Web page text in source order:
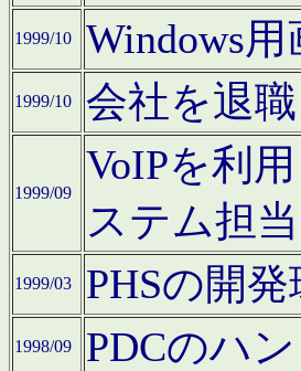
1999/10 Windows
1999/10 会社を退
1999/09
VoIPを利
ステム担当
1999/03 PHSの開
1998/09 PDCのハ